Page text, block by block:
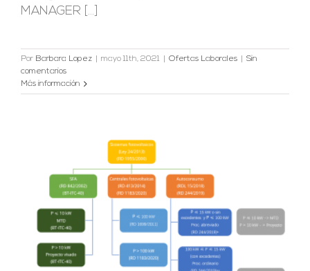
MANAGER [...]
Por Barbara Lopez mayo 11th, 2021 Ofertas Laborales
Sin
comentarios
Más información